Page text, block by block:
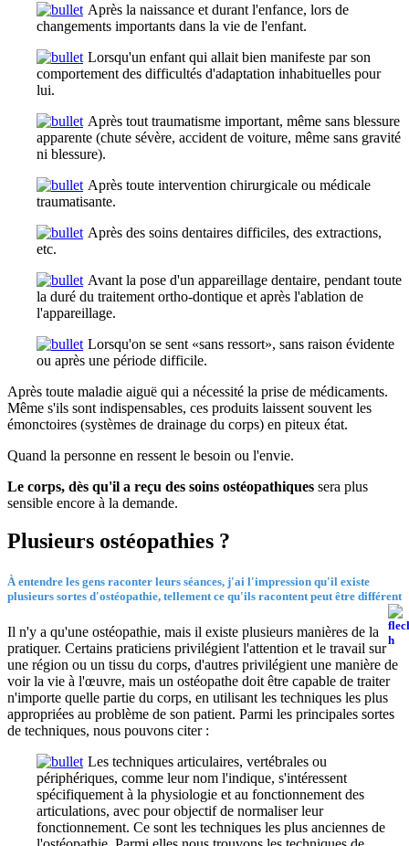
Après la naissance et durant l'enfance, lors de
changements importants dans la vie de l'enfant.
Lorsqu'un enfant qui allait bien manifeste par son
comportement des difficultés d'adaptation inhabituelles pour
lui.
Après tout traumatisme important, même sans blessure
apparente (chute sévère, accident de voiture, même sans gravité
ni blessure).
Après toute intervention chirurgicale ou médicale
traumatisante.
Après des soins dentaires difficiles, des extractions,
etc.
Avant la pose d'un appareillage dentaire, pendant toute
la duré du traitement ortho-dontique et après l'ablation de
l'appareillage.
Lorsqu'on se sent «sans ressort», sans raison évidente
ou après une période difficile.
Après toute maladie aiguë qui a nécessité la prise de médicaments.
Même s'ils sont indispensables, ces produits laissent souvent les
émonctoires (systèmes de drainage du corps) en piteux état.
Quand la personne en ressent le besoin ou l'envie.
Le corps, dès qu'il a reçu des soins ostéopathiques sera plus
sensible encore à la demande.
Plusieurs ostéopathies ?
À entendre les gens raconter leurs séances, j'ai l'impression qu'il existe
plusieurs sortes d'ostéopathie, tellement ce qu'ils racontent peut être différent
Il n'y a qu'une ostéopathie, mais il existe plusieurs manières de la
pratiquer. Certains praticiens privilégient l'attention et le travail sur
une région ou un tissu du corps, d'autres privilégient une manière de
voir la vie à l'œuvre, mais un ostéopathe doit être capable de traiter
n'importe quelle partie du corps, en utilisant les techniques les plus
appropriées au problème de son patient. Parmi les principales sortes
de techniques, nous pouvons citer :
Les techniques articulaires, vertébrales ou
périphériques, comme leur nom l'indique, s'intéressent
spécifiquement à la physiologie et au fonctionnement des
articulations, avec pour objectif de normaliser leur
fonctionnement. Ce sont les techniques les plus anciennes de